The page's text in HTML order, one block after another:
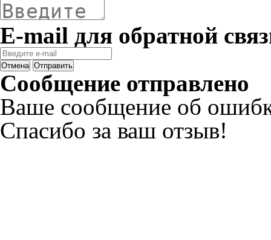
E-mail для обратной
Отмена Отправить
Сообщение отправлено
Ваше сообщение об
Спасибо за ваш отзыв!